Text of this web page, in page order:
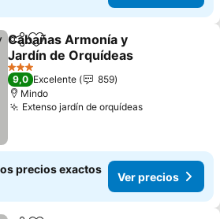
CompartirAgregar a favoritos
Cabañas Armonía y
Jardín de Orquídeas
3 Estrellas
9,0 Excelente
859
Mindo
Extenso jardín de orquídeas
precios exactos
Ver precios